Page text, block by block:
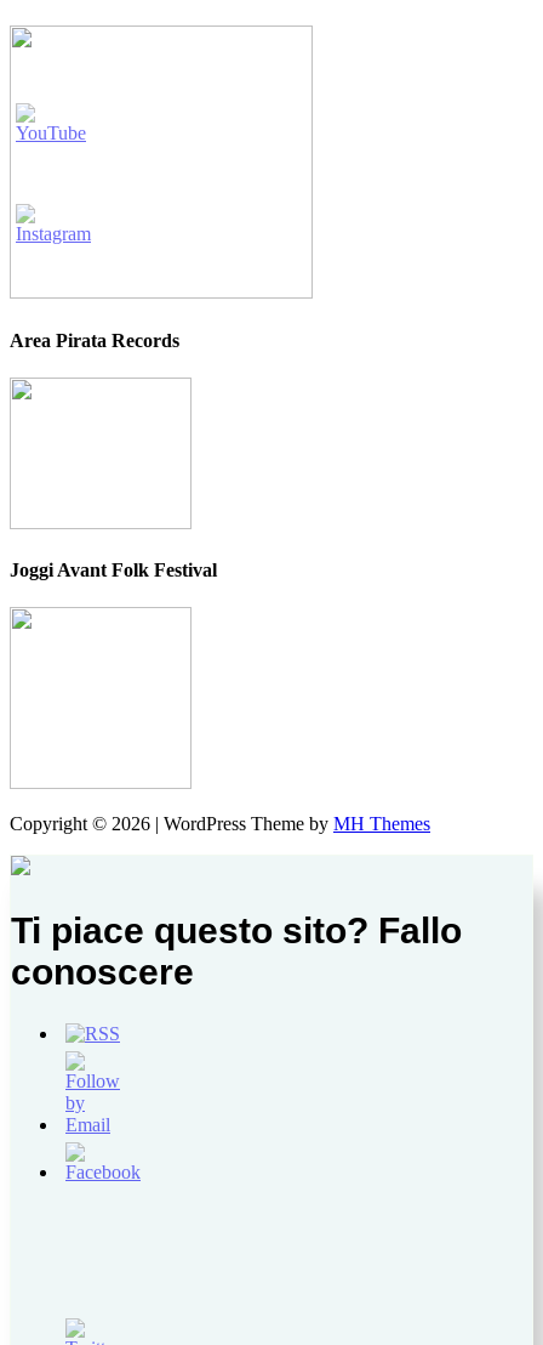
Area Pirata Records
Joggi Avant Folk Festival
Copyright © 2026 | WordPress Theme by MH Themes
Ti piace questo sito? Fallo
conoscere